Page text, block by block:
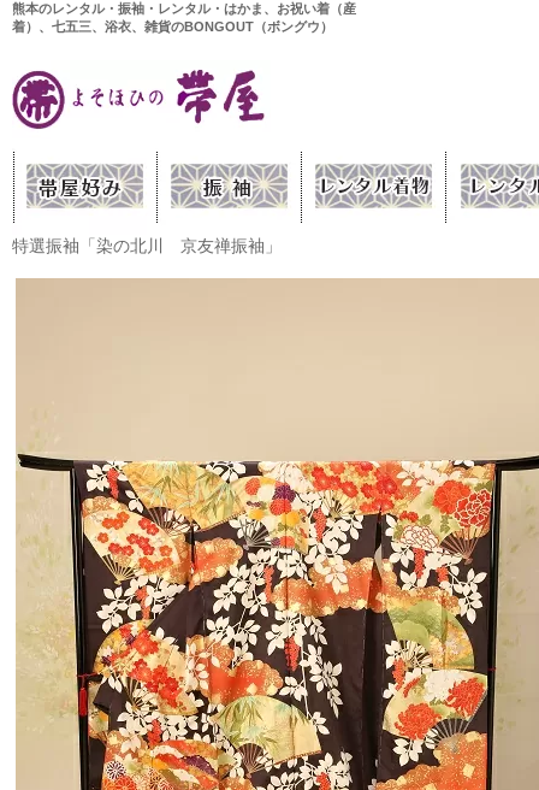
熊本のレンタル・振袖・レンタル・はかま、お祝い着（産
着）、七五三、浴衣、雑貨のBONGOUT（ボングウ）
特選振袖「染の北川 京友禅振袖」